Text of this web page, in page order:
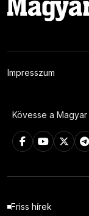
Impresszum
Kövesse a
Friss hírek